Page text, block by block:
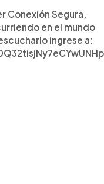
Conexión Segura,
en el mundo
ingrese a: